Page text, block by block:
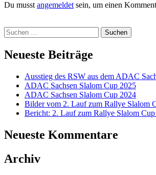
Du musst angemeldet sein, um einen
Suchen
nach:
Neueste Beiträge
Ausstieg des RSW aus dem ADAC
ADAC Sachsen Slalom Cup 2025
ADAC Sachsen Slalom Cup 2024
Bilder vom 2. Lauf zum Rallye Slalom
Bericht: 2. Lauf zum Rallye Slalom
Neueste Kommentare
Archiv